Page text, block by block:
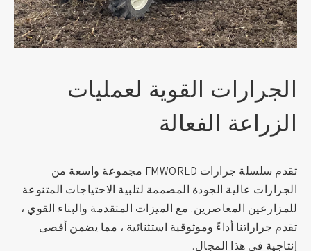
الجرارات القوية لعمليات
الزراعة الفعالة
تقدم سلسلة جرارات FMWORLD مجموعة واسعة من
الجرارات عالية الجودة المصممة لتلبية الاحتياجات المتنوعة
للمزارعين المعاصرين. مع الميزات المتقدمة والبناء القوي ،
تقدم جراراتنا أداءً وموثوقية استثنائية ، مما يضمن أقصى
إنتاجية في هذا المجال.